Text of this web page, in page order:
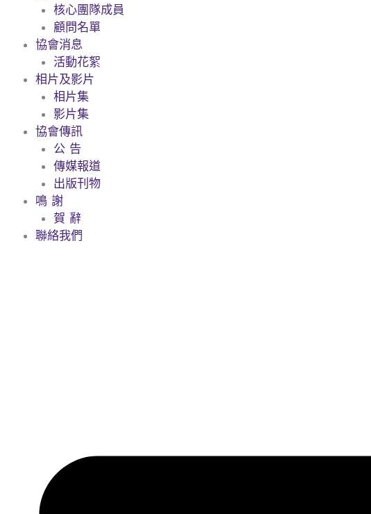
核心團隊成員
顧問名單
協會消息
活動花絮
相片及影片
相片集
影片集
協會傳訊
公 告
傳媒報道
出版刊物
鳴 謝
賀 辭
聯絡我們